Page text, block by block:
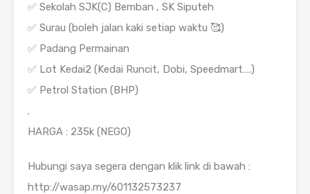
✅ Sekolah SJK(C) Bemban , SK Siputeh
✅ Surau (boleh jalan kaki setiap waktu 🥰)
✅ Padang Permainan
✅ Lot Kedai2 (Kedai Runcit, Dobi, Speedmart….)
✅ Petrol Station (BHP)
.
HARGA : 235k (NEGO)
Hubungi saya segera dengan klik link di bawah :
http://wasap.my/601132573237